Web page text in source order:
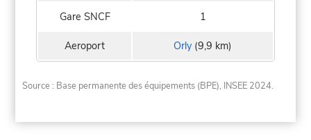
Gare SNCF 1
Aeroport Orly (9,9 km)
Source : Base permanente des équipements (BPE), INSEE 2024.